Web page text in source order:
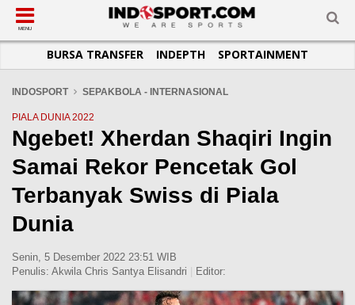
SUB-MENU
SEPAKBOLA
LIGA INGGRIS
LIGA ITALIA
LIGA SPANYOL
LIGA CHAMPIONS
LIGA PRANCIS
LIGA EUROPA
SUB-MENU
SPORTAINMENT
SUB-MENU
OTOMOTIF
OTOMANIA
SUB-MENU
BASKET
FUTSAL
OLIMPIK
E-SPORT
SUB-MENU
JADWAL
SUB-MENU
TOPIK HARI INI
INFOGRAFIS
GALERI FOTO
TEMPAT OLAHRAGA
PASUKAN SEHAT
MENU
BURSA TRANSFER INDEPTH SPORTAINMENT
INDOSPORT SEPAKBOLA - INTERNASIONAL
PIALA DUNIA 2022
Ngebet! Xherdan Shaqiri Ingin
Samai Rekor Pencetak Gol
Terbanyak Swiss di Piala
Dunia
Senin, 5 Desember 2022 23:51 WIB
Penulis: Akwila Chris Santya Elisandri Editor: